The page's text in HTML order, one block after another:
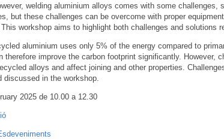
welding aluminium alloys comes with some
but these challenges can be overcome with proper
workshop aims to highlight both challenges and solutions
aluminium uses only 5% of the energy compared to
therefore improve the carbon footprint significantly. However,
alloys and affect joining and other properties.
discussed in the workshop.
2025 de 10.00 a 12.30